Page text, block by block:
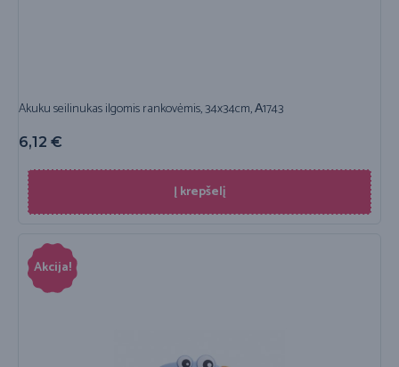
Akuku seilinukas ilgomis rankovėmis, 34x34cm, А1743
6,12 €
Į krepšelį
Akcija!